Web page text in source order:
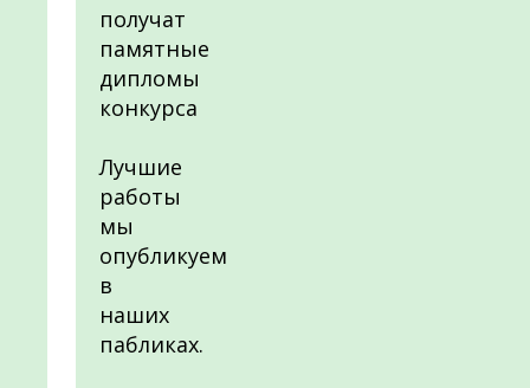
получат
памятные
дипломы
конкурса
Лучшие
работы
мы
опубликуем
в
наших
пабликах.